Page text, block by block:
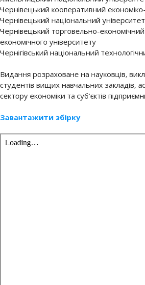
Чернівецький кооперативний
Чернівецький національний
Чернівецький торговельно-
економічного університету
Чернігівський національний
Видання розраховане на науковців,
студентів вищих навчальних закладів,
сектору економіки та суб’єктів
Завантажити збірку